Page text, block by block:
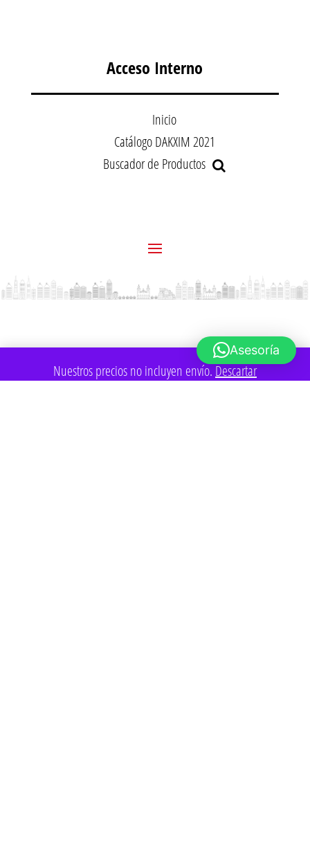
Nuestros precios no incluyen envío. Descartar
Acceso Interno
Inicio
Catálogo DAKXIM 2021
Buscador de Productos
Asesoría